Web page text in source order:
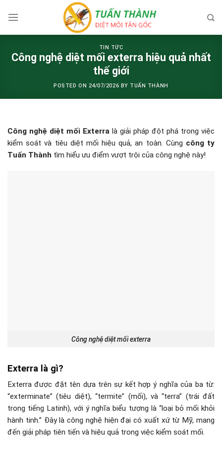
TIN TỨC
Công nghệ diệt mối exterra hiệu quả nhất
thế giới
POSTED ON 24/07/2026 BY TUẤN THÀNH
Công nghệ diệt mối Exterra là giải pháp đột phá trong việc
kiểm soát và tiêu diệt mối hiệu quả, an toàn. Cùng công ty
Tuấn Thành tìm hiểu ưu điểm vượt trội của công nghệ này!
Công nghệ diệt mối exterra
Exterra là gì?
Exterra được đặt tên dựa trên sự kết hợp ý nghĩa của ba từ:
“exterminate” (tiêu diệt), “termite” (mối), và “terra” (trái đất
trong tiếng Latinh), với ý nghĩa biểu tượng là “loại bỏ mối khỏi
hành tinh.” Đây là công nghệ hiện đại có xuất xứ từ Mỹ, mang
đến giải pháp tiên tiến và hiệu quả trong việc kiểm soát mối.